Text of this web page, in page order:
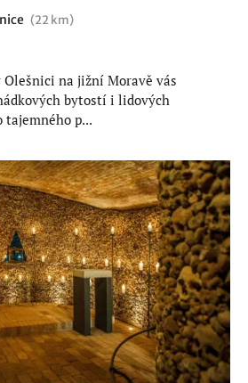
(22 km)
na jižní Moravě vás
bytostí i lidových
tajemného p...